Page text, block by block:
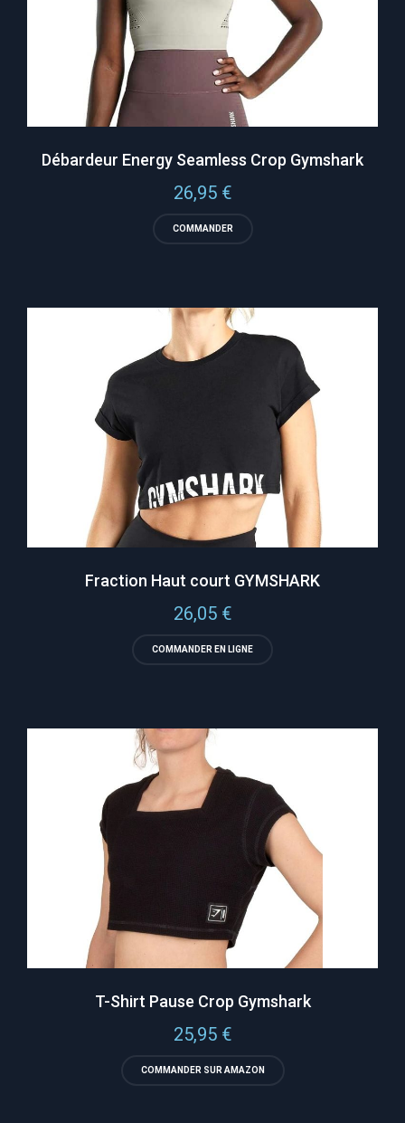
Débardeur Energy Seamless Crop Gymshark
26,95 €
COMMANDER
Fraction Haut court GYMSHARK
26,05 €
COMMANDER EN LIGNE
T-Shirt Pause Crop Gymshark
25,95 €
COMMANDER SUR AMAZON